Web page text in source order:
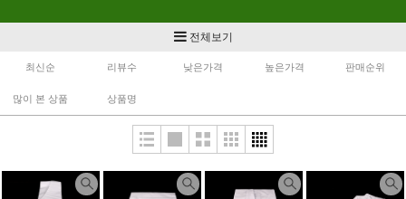
전체보기
최신순 리뷰수 낮은가격 높은가격 판매순위
많이 본 상품 상품명